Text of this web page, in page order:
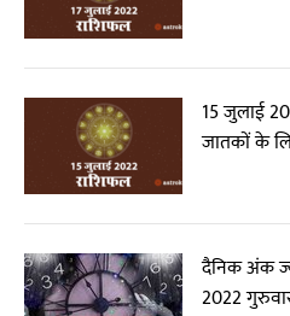
15 जुलाई
जातकों के
दैनिक अंक
2022